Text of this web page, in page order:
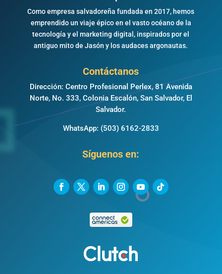
Como empresa salvadoreña fundada en 2017, hemos
emprendido un viaje épico en el vasto océano de la
tecnología y el marketing digital, inspirados por el
antiguo mito de Jasón y los audaces argonautas.
Contáctanos
Dirección: Centro Profesional Perlex, 81 Avenida
Norte, No. 333, Colonia Escalón, San Salvador, El
Salvador.
WhatsApp: (503) 6162-2833
Síguenos en: